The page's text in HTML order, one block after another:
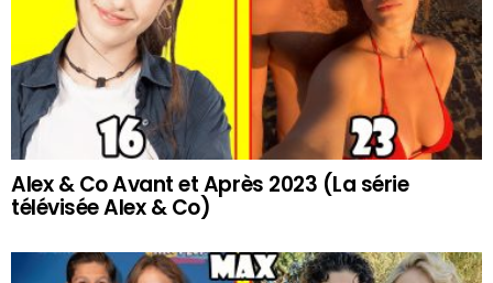
Alex & Co Avant et Après 2023 (La série
télévisée Alex & Co)